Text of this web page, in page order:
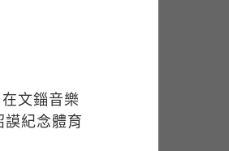
文錙音樂
紀念體育